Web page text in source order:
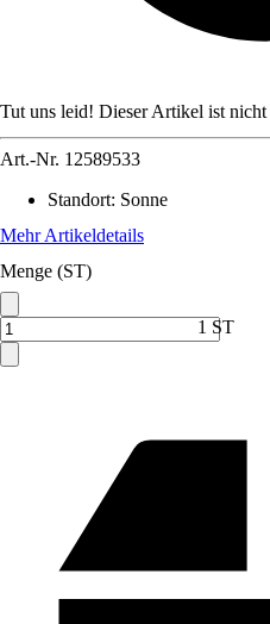
Tut uns leid! Dieser Artikel ist nicht
Art.-Nr. 12589533
Standort: Sonne
Mehr Artikeldetails
Menge (ST)
1 ST